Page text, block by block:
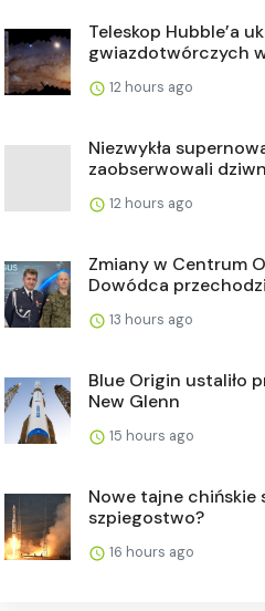
Teleskop Hubble’a
gwiazdotwórczych
12 hours ago
Niezwykła
zaobserwowali
12 hours ago
Zmiany w Centrum
Dowódca
13 hours ago
Blue Origin ustaliło
New Glenn
15 hours ago
Nowe tajne
szpiegostwo?
16 hours ago